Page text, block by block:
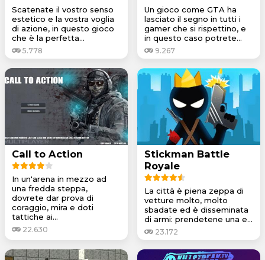
Scatenate il vostro senso
estetico e la vostra voglia
di azione, in questo gioco
che è la perfetta...
5.778
Un gioco come GTA ha
lasciato il segno in tutti i
gamer che si rispettino, e
in questo caso potrete...
9.267
Call to Action
In un'arena in mezzo ad
una fredda steppa,
dovrete dar prova di
coraggio, mira e doti
tattiche ai...
22.630
Stickman Battle
Royale
La città è piena zeppa di
vetture molto, molto
sbadate ed è disseminata
di armi: prendetene una e...
23.172